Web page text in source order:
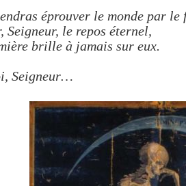
éprouver le monde par le
Seigneur, le repos éternel,
brille à jamais sur eux.
Seigneur…